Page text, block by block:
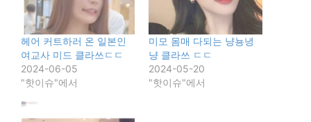
헤어 커트하러 온 일본인
여교사 미드 클라쓰ㄷㄷ
2024-06-05
"핫이슈"에서
미모 몸매 다되는 냥뇽녕
냥 클라쓰 ㄷㄷ
2024-05-20
"핫이슈"에서